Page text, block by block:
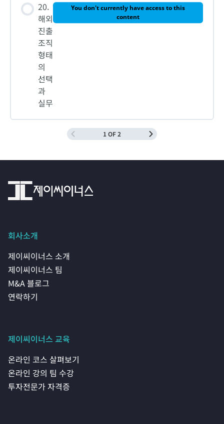
20.
해외
진출
조직
형태
의
선택
과
실무
You don't currently have access to this
content
1 OF 2
회사소개
제이씨이너스 소개
제이씨이너스 팀
M&A 블로그
연락하기
제이씨이너스 교육
온라인 코스 살펴보기
온라인 강의 팀 수강
투자전문가 자격증